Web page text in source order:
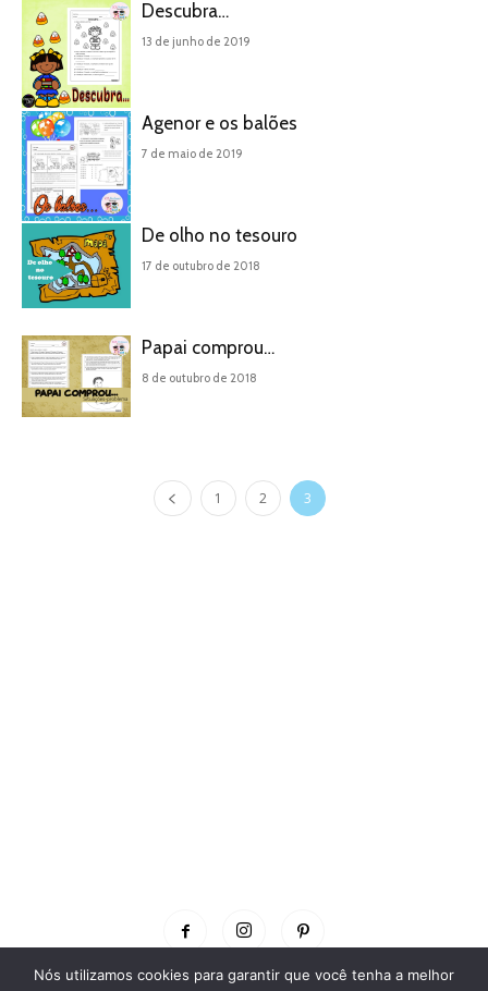
Descubra…
13 de junho de 2019
Agenor e os balões
7 de maio de 2019
De olho no tesouro
17 de outubro de 2018
Papai comprou…
8 de outubro de 2018
1 2 3
Nós utilizamos cookies para garantir que você tenha a melhor